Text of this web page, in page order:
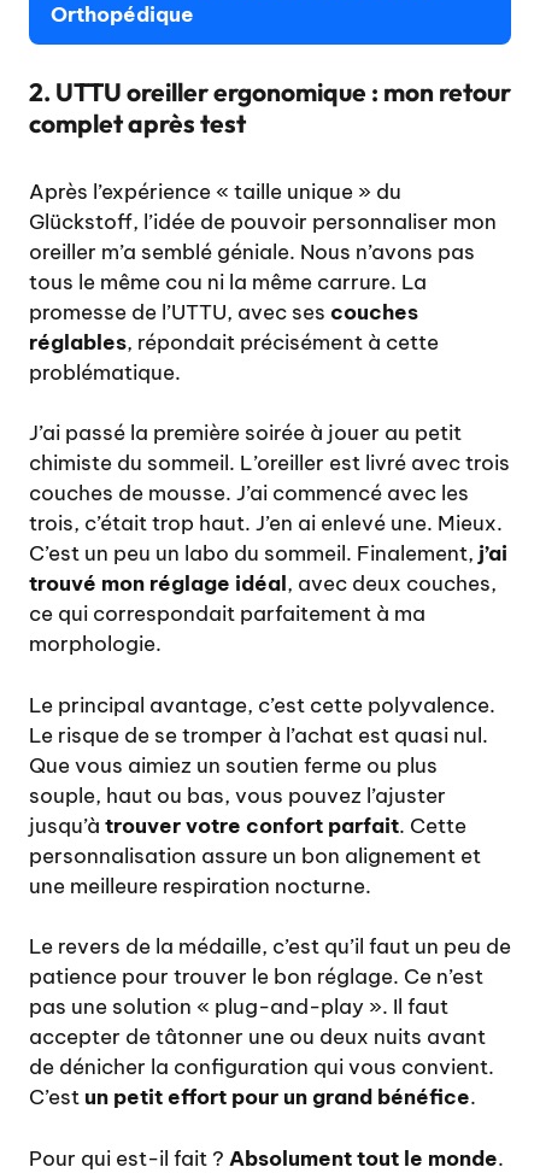
Orthopédique
2. UTTU oreiller ergonomique : mon retour
complet après test
Après l’expérience « taille unique » du
Glückstoff, l’idée de pouvoir personnaliser mon
oreiller m’a semblé géniale. Nous n’avons pas
tous le même cou ni la même carrure. La
promesse de l’UTTU, avec ses couches
réglables, répondait précisément à cette
problématique.
J’ai passé la première soirée à jouer au petit
chimiste du sommeil. L’oreiller est livré avec trois
couches de mousse. J’ai commencé avec les
trois, c’était trop haut. J’en ai enlevé une. Mieux.
C’est un peu un labo du sommeil. Finalement, j’ai
trouvé mon réglage idéal, avec deux couches,
ce qui correspondait parfaitement à ma
morphologie.
Le principal avantage, c’est cette polyvalence.
Le risque de se tromper à l’achat est quasi nul.
Que vous aimiez un soutien ferme ou plus
souple, haut ou bas, vous pouvez l’ajuster
jusqu’à trouver votre confort parfait. Cette
personnalisation assure un bon alignement et
une meilleure respiration nocturne.
Le revers de la médaille, c’est qu’il faut un peu de
patience pour trouver le bon réglage. Ce n’est
pas une solution « plug-and-play ». Il faut
accepter de tâtonner une ou deux nuits avant
de dénicher la configuration qui vous convient.
C’est un petit effort pour un grand bénéfice.
Pour qui est-il fait ? Absolument tout le monde.